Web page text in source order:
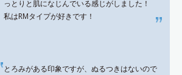
っとりと肌になじんでいる感じがしました！
私はRMタイプが好きです！
とろみがある印象ですが、ぬるつきはないので